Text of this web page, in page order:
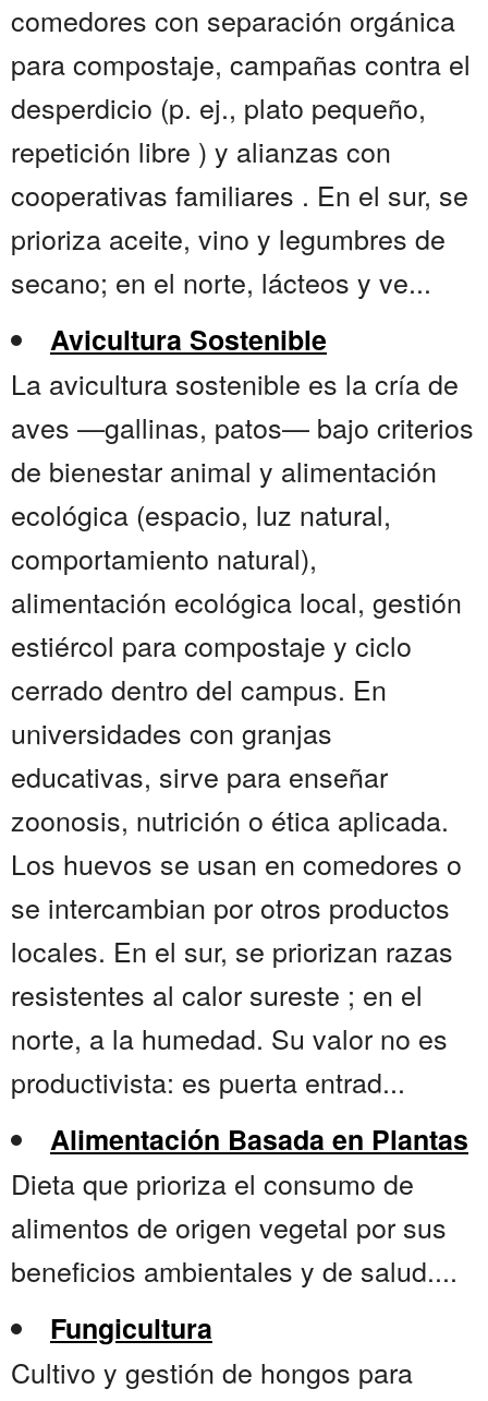
comedores con separación orgánica
para compostaje, campañas contra el
desperdicio (p. ej., plato pequeño,
repetición libre ) y alianzas con
cooperativas familiares . En el sur, se
prioriza aceite, vino y legumbres de
secano; en el norte, lácteos y ve...
Avicultura Sostenible
La avicultura sostenible es la cría de
aves —gallinas, patos— bajo criterios
de bienestar animal y alimentación
ecológica (espacio, luz natural,
comportamiento natural),
alimentación ecológica local, gestión
estiércol para compostaje y ciclo
cerrado dentro del campus. En
universidades con granjas
educativas, sirve para enseñar
zoonosis, nutrición o ética aplicada.
Los huevos se usan en comedores o
se intercambian por otros productos
locales. En el sur, se priorizan razas
resistentes al calor sureste ; en el
norte, a la humedad. Su valor no es
productivista: es puerta entrad...
Alimentación Basada en Plantas
Dieta que prioriza el consumo de
alimentos de origen vegetal por sus
beneficios ambientales y de salud....
Fungicultura
Cultivo y gestión de hongos para